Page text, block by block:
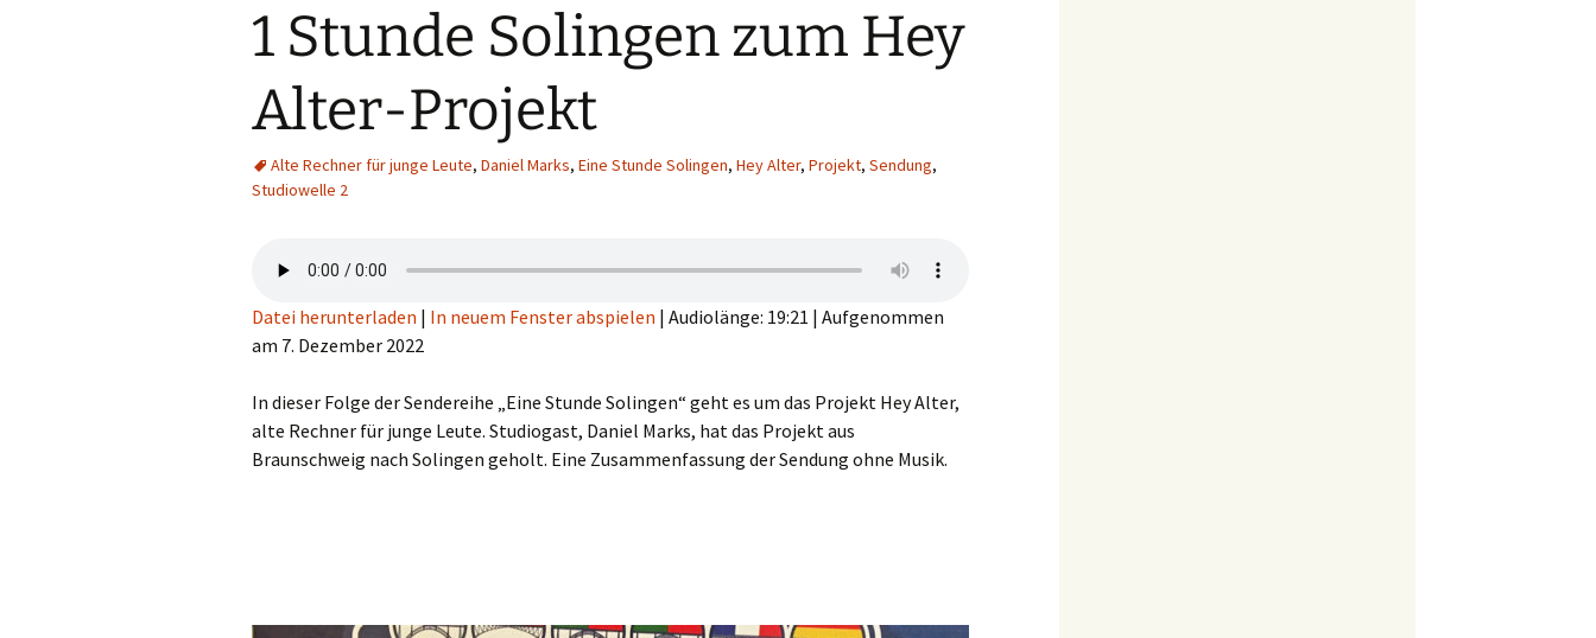
1 Stunde Solingen zum Hey
Alter-Projekt
Alte Rechner für junge Leute, Daniel Marks, Eine Stunde Solingen, Hey Alter, Projekt, Sendung,
Studiowelle 2
Datei herunterladen | In neuem Fenster abspielen | Audiolänge: 19:21 | Aufgenommen
am 7. Dezember 2022
In dieser Folge der Sendereihe „Eine Stunde Solingen“ geht es um das Projekt Hey Alter,
alte Rechner für junge Leute. Studiogast, Daniel Marks, hat das Projekt aus
Braunschweig nach Solingen geholt. Eine Zusammenfassung der Sendung ohne Musik.